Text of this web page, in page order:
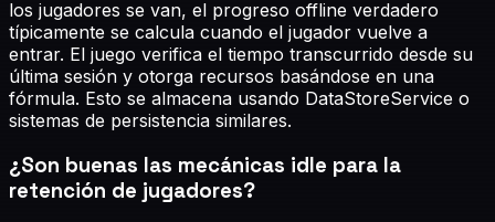
los jugadores se van, el progreso offline verdadero
típicamente se calcula cuando el jugador vuelve a
entrar. El juego verifica el tiempo transcurrido desde su
última sesión y otorga recursos basándose en una
fórmula. Esto se almacena usando DataStoreService o
sistemas de persistencia similares.
¿Son buenas las mecánicas idle para la
retención de jugadores?